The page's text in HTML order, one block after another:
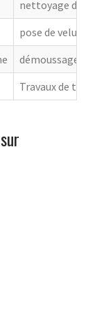
nettoyage de
pose de velux
démoussage de
Travaux de